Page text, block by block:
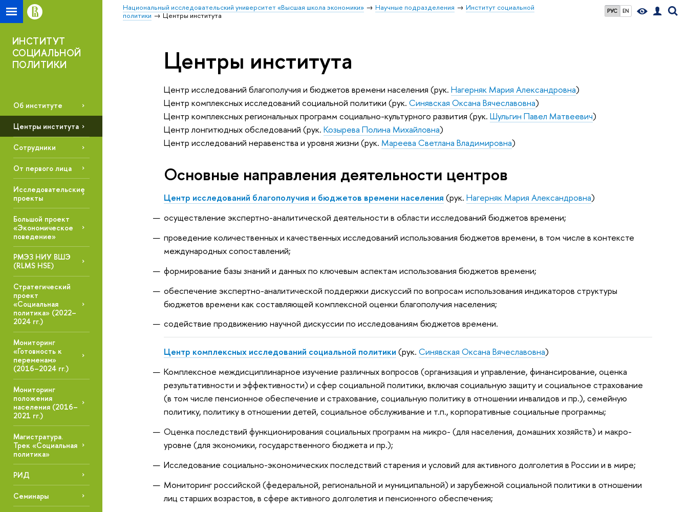
РУС EN
Национальный исследовательский университет «Высшая школа экономики» Научные подразделения
Институт социальной
политики
Центры института
ИНСТИТУТ
СОЦИАЛЬНОЙ
ПОЛИТИКИ
Об институте
Центры института
Сотрудники
От первого лица
Исследовательские
проекты
Большой проект
«Экономическое
поведение»
РМЭЗ НИУ ВШЭ
(RLMS HSE)
Стратегический
проект
«Социальная
политика» (2022–
2024 гг.)
Мониторинг
«Готовность к
переменам»
(2016–2024 гг.)
Мониторинг
положения
населения (2016–
2021 гг.)
Магистратура.
Трек «Социальная
политика»
РИД
Семинары
Центры института
Центр исследований благополучия и бюджетов времени населения (рук. Нагерняк Мария Александровна)
Центр комплексных исследований социальной политики (рук. Синявская Оксана Вячеславовна)
Центр комплексных региональных программ социально-культурного развития (рук. Шульгин Павел Матвеевич)
Центр лонгитюдных обследований (рук. Козырева Полина Михайловна)
Центр исследований неравенства и уровня жизни (рук. Мареева Светлана Владимировна)
Основные направления деятельности центров
Центр исследований благополучия и бюджетов времени населения (рук. Нагерняк Мария Александровна)
осуществление экспертно-аналитической деятельности в области исследований бюджетов времени;
проведение количественных и качественных исследований использования бюджетов времени, в том числе в контексте
международных сопоставлений;
формирование базы знаний и данных по ключевым аспектам использования бюджетов времени;
обеспечение экспертно-аналитической поддержки дискуссий по вопросам использования индикаторов структуры
бюджетов времени как составляющей комплексной оценки благополучия населения;
содействие продвижению научной дискуссии по исследованиям бюджетов времени.
Центр комплексных исследований социальной политики (рук. Синявская Оксана Вячеславовна)
Комплексное междисциплинарное изучение различных вопросов (организация и управление, финансирование, оценка
результативности и эффективности) и сфер социальной политики, включая социальную защиту и социальное страхование
(в том числе пенсионное обеспечение и страхование, социальную политику в отношении инвалидов и пр.), семейную
политику, политику в отношении детей, социальное обслуживание и т.п., корпоративные социальные программы;
Оценка последствий функционирования социальных программ на микро- (для населения, домашних хозяйств) и макро-
уровне (для экономики, государственного бюджета и пр.);
Исследование социально-экономических последствий старения и условий для активного долголетия в России и в мире;
Мониторинг российской (федеральной, региональной и муниципальной) и зарубежной социальной политики в отношении
лиц старших возрастов, в сфере активного долголетия и пенсионного обеспечения;